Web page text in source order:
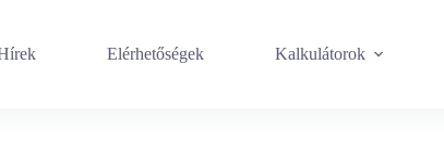
Elérhetőségek Kalkulátorok